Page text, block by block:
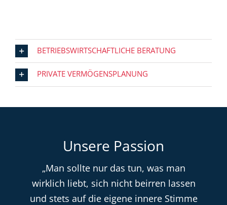
BETRIEBSWIRTSCHAFTLICHE BERATUNG
PRIVATE VERMÖGENSPLANUNG
Unsere Passion
„Man sollte nur das tun, was man
wirklich liebt, sich nicht beirren lassen
und stets auf die eigene innere Stimme